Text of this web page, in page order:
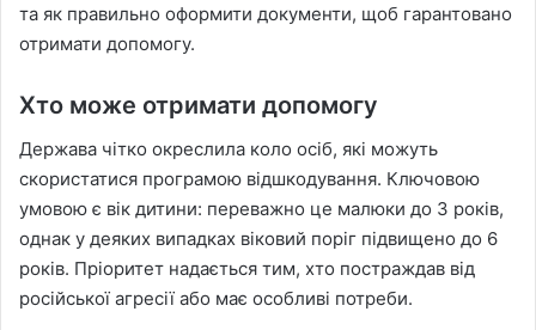
та як правильно оформити документи, щоб гарантовано
отримати допомогу.
Хто може отримати допомогу
Держава чітко окреслила коло осіб, які можуть
скористатися програмою відшкодування. Ключовою
умовою є вік дитини: переважно це малюки до 3 років,
однак у деяких випадках віковий поріг підвищено до 6
років. Пріоритет надається тим, хто постраждав від
російської агресії або має особливі потреби.